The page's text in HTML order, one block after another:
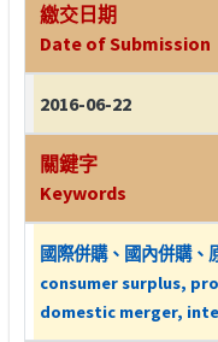
繳交日期
Date of Submission
2016-06-22
關鍵字
Keywords
國際併購、國內併購、
consumer surplus,
domestic merger,